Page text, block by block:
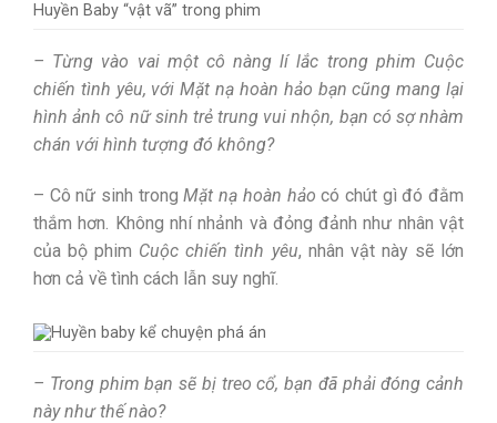
Huyền Baby “vật vã” trong phim
– Từng vào vai một cô nàng lí lắc trong phim Cuộc
chiến tình yêu, với Mặt nạ hoàn hảo bạn cũng mang lại
hình ảnh cô nữ sinh trẻ trung vui nhộn, bạn có sợ nhàm
chán với hình tượng đó không?
– Cô nữ sinh trongMặt nạ hoàn hảo có chút gì đó đằm
thắm hơn. Không nhí nhảnh và đỏng đảnh như nhân vật
của bộ phim Cuộc chiến tình yêu, nhân vật này sẽ lớn
hơn cả về tình cách lẫn suy nghĩ.
– Trong phim bạn sẽ bị treo cổ, bạn đã phải đóng cảnh
này như thế nào?